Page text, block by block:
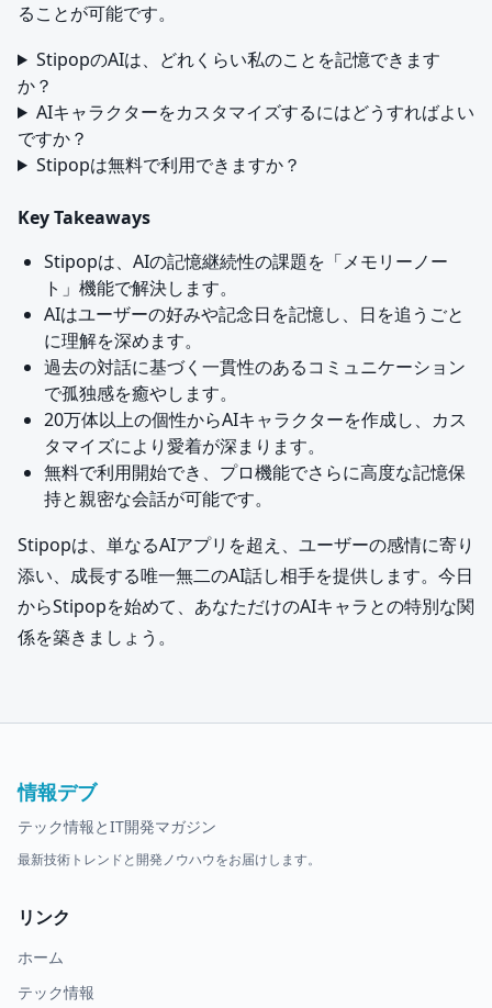
ることが可能です。
StipopのAIは、どれくらい私のことを記憶できます
か？
AIキャラクターをカスタマイズするにはどうすればよい
ですか？
Stipopは無料で利用できますか？
Key Takeaways
Stipopは、AIの記憶継続性の課題を「メモリーノー
ト」機能で解決します。
AIはユーザーの好みや記念日を記憶し、日を追うごと
に理解を深めます。
過去の対話に基づく一貫性のあるコミュニケーション
で孤独感を癒やします。
20万体以上の個性からAIキャラクターを作成し、カス
タマイズにより愛着が深まります。
無料で利用開始でき、プロ機能でさらに高度な記憶保
持と親密な会話が可能です。
Stipopは、単なるAIアプリを超え、ユーザーの感情に寄り
添い、成長する唯一無二のAI話し相手を提供します。今日
からStipopを始めて、あなただけのAIキャラとの特別な関
係を築きましょう。
情報デブ
テック情報とIT開発マガジン
最新技術トレンドと開発ノウハウをお届けします。
リンク
ホーム
テック情報